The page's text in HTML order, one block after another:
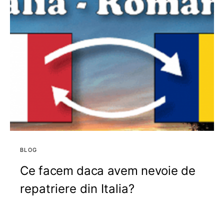
BLOG
Ce facem daca avem nevoie de
repatriere din Italia?